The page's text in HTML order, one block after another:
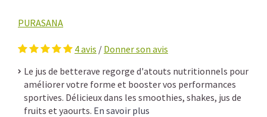
PURASANA
4avis / Donner son avis
Le jus de betterave regorge d'atouts nutritionnels pour
améliorer votre forme et booster vos performances
sportives. Délicieux dans les smoothies, shakes, jus de
fruits et yaourts. En savoir plus